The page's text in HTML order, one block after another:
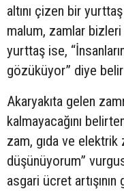
altını çizen bir
malum, zamlar
yurttaş ise,
gözüküyor” diye
Akaryakıta gelen
kalmayacağını
zam, gıda ve elektrik
düşünüyorum”
asgari ücret